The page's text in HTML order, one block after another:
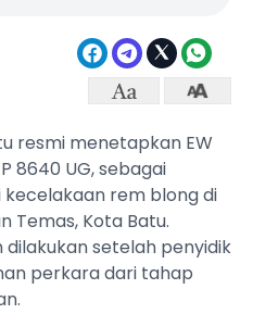
resmi menetapkan EW
8640 UG, sebagai
rem blong di
Temas, Kota Batu.
setelah penyidik
perkara dari tahap